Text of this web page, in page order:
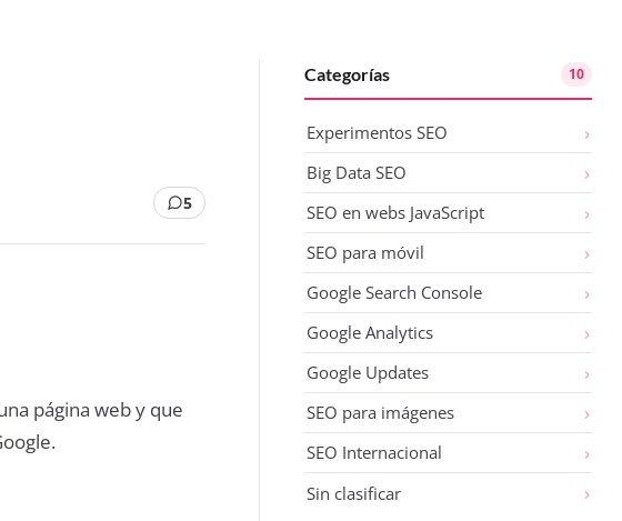
5
página web y que
Categorías 10
Experimentos SEO
Big Data SEO
SEO en webs JavaScript
SEO para móvil
Google Search Console
Google Analytics
Google Updates
SEO para imágenes
SEO Internacional
Sin clasificar